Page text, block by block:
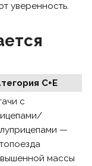
уверенность.
C+E
с
—
массы